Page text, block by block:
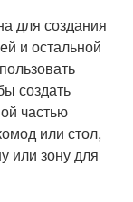
для создания
и остальной
создать
частью
или стол,
или зону для